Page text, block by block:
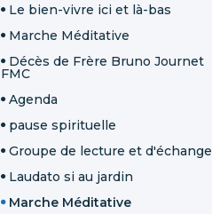
Le bien-vivre ici et là-bas
Marche Méditative
Décès de Frère Bruno Journet
FMC
Agenda
pause spirituelle
Groupe de lecture et d'échange
Laudato si au jardin
Marche Méditative